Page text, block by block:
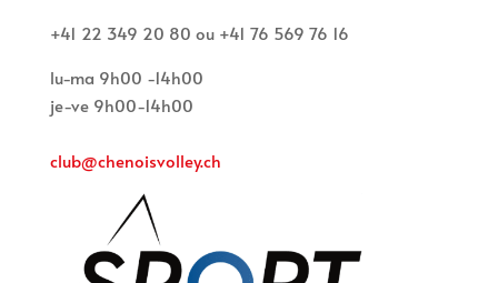
+41 22 349 20 80 ou +41 76 569 76 16
lu-ma 9h00 -14h00
je-ve 9h00-14h00
club@chenoisvolley.ch